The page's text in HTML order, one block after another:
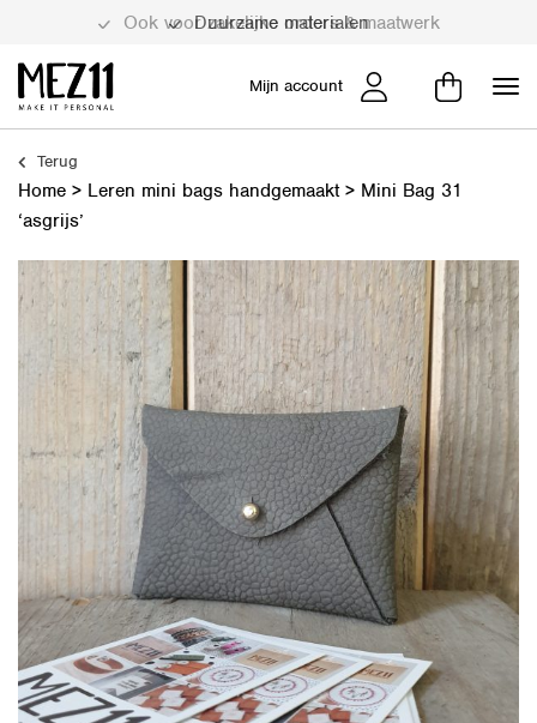
Duurzame materialen
Mijn account
Terug
Home > Leren mini bags handgemaakt> Mini Bag 31
‘asgrijs’